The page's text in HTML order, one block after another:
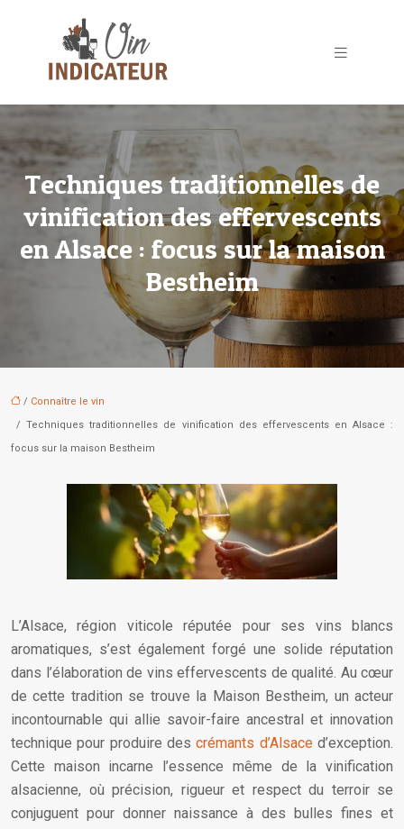
Techniques traditionnelles de
vinification des effervescents
en Alsace : focus sur la maison
Bestheim
/ Connaître le vin
/ Techniques traditionnelles de vinification des effervescents en Alsace :
focus sur la maison Bestheim
L’Alsace, région viticole réputée pour ses vins blancs
aromatiques, s’est également forgé une solide réputation
dans l’élaboration de vins effervescents de qualité. Au cœur
de cette tradition se trouve la Maison Bestheim, un acteur
incontournable qui allie savoir-faire ancestral et innovation
technique pour produire descrémants d’Alsaced’exception.
Cette maison incarne l’essence même de la vinification
alsacienne, où précision, rigueur et respect du terroir se
conjuguent pour donner naissance à des bulles fines et